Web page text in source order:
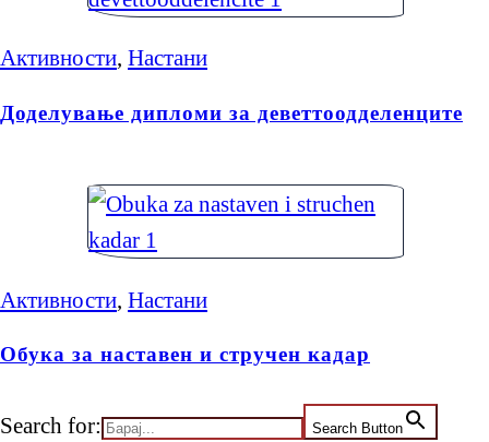
Активности, Настани
Доделување дипломи за деветтоодделенците
Активности, Настани
Обука за наставен и стручен кадар
Search for: Search Button